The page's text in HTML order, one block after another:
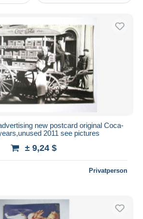
Geboten
Gebote
new postcard original Coca-
2011 see pictures
± 9,24 $
Privatperson